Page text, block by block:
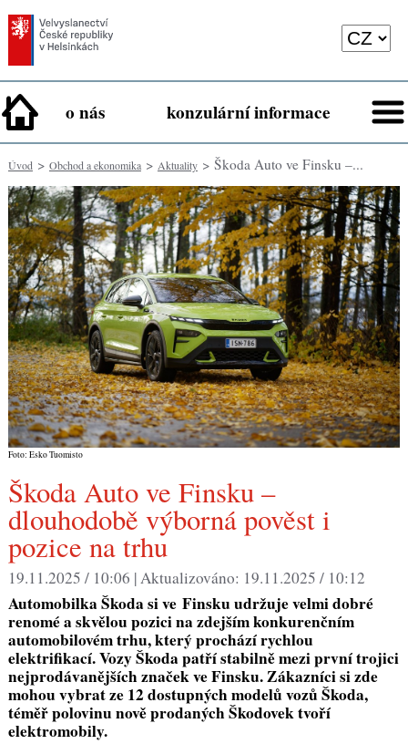
o nás konzulární informace
Úvod> Obchod a ekonomika> Aktuality> Škoda Auto ve Finsku –...
Foto: Esko Tuomisto
Škoda Auto ve Finsku –
dlouhodobě výborná pověst i
pozice na trhu
19.11.2025 / 10:06 |Aktualizováno: 19.11.2025 / 10:12
Automobilka Škoda si ve Finsku udržuje velmi dobré
renomé a skvělou pozici na zdejším konkurenčním
automobilovém trhu, který prochází rychlou
elektrifikací. Vozy Škoda patří stabilně mezi první trojici
nejprodávanějších značek ve Finsku. Zákazníci si zde
mohou vybrat ze 12 dostupných modelů vozů Škoda,
téměř polovinu nově prodaných Škodovek tvoří
elektromobily.